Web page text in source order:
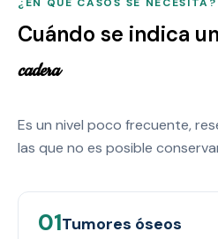
¿EN QUÉ CASOS SE NECESITA?
Cuándo se indica
cadera
Es un nivel poco frecuente,
las que no es posible
01Tumores óseos